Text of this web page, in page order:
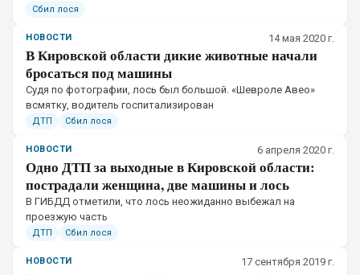
Сбил лося
НОВОСТИ 14 мая 2020 г.
В Кировской области дикие животные начали
бросаться под машины
Судя по фотографии, лось был большой. «Шевроле Авео»
всмятку, водитель госпитализирован
ДТП Сбил лося
НОВОСТИ 6 апреля 2020 г.
Одно ДТП за выходные в Кировской области:
пострадали женщина, две машины и лось
​В ГИБДД отметили, что лось неожиданно выбежал на
проезжую часть
ДТП Сбил лося
НОВОСТИ 17 сентября 2019 г.